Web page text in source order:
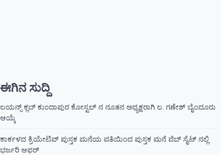
ಈಗಿನ ಸುದ್ದಿ
ಲಯನ್ಸ್ ಕ್ಲಬ್ ಕುಂದಾಪುರ ಕೋಸ್ಟಲ್ ನ ನೂತನ ಅಧ್ಯಕ್ಷರಾಗಿ ಲ. ಗಣೇಶ್ ಬೈಂದೂರು
ಆಯ್ಕೆ
ಕಾರ್ಕಳದ ಕ್ರಿಯೇಟಿವ್ ಪುಸ್ತಕ ಮನೆಯ ವತಿಯಿಂದ ಪುಸ್ತಕ ಮನೆ ವೆಬ್ ಸೈಟ್ ನಲ್ಲಿ
ಭರ್ಜರಿ ಆಫರ್